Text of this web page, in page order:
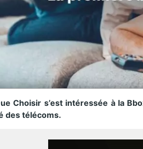
Choisir s’est intéressée à la
des télécoms.